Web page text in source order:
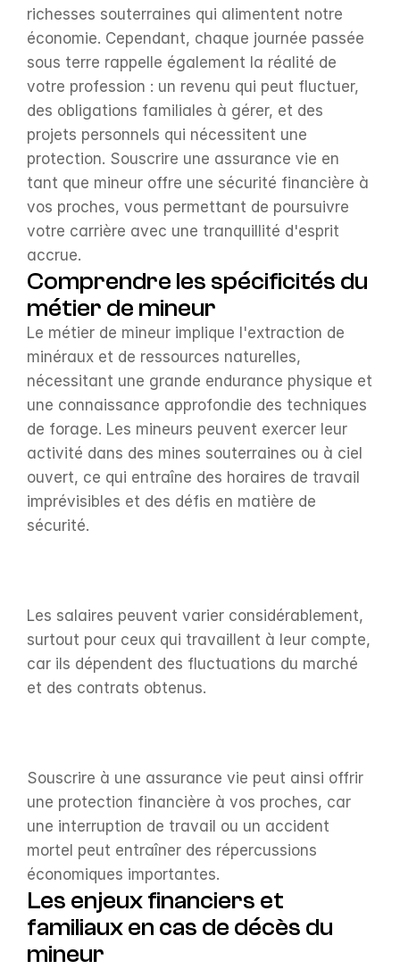
richesses souterraines qui alimentent notre
économie. Cependant, chaque journée passée
sous terre rappelle également la réalité de
votre profession : un revenu qui peut fluctuer,
des obligations familiales à gérer, et des
projets personnels qui nécessitent une
protection. Souscrire une assurance vie en
tant que mineur offre une sécurité financière à
vos proches, vous permettant de poursuivre
votre carrière avec une tranquillité d'esprit
accrue.
Comprendre les spécificités du
métier de mineur
Le métier de mineur implique l'extraction de
minéraux et de ressources naturelles,
nécessitant une grande endurance physique et
une connaissance approfondie des techniques
de forage. Les mineurs peuvent exercer leur
activité dans des mines souterraines ou à ciel
ouvert, ce qui entraîne des horaires de travail
imprévisibles et des défis en matière de
sécurité.
Les salaires peuvent varier considérablement,
surtout pour ceux qui travaillent à leur compte,
car ils dépendent des fluctuations du marché
et des contrats obtenus.
Souscrire à une assurance vie peut ainsi offrir
une protection financière à vos proches, car
une interruption de travail ou un accident
mortel peut entraîner des répercussions
économiques importantes.
Les enjeux financiers et
familiaux en cas de décès du
mineur